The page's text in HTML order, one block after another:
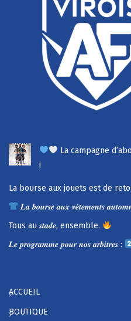
La campagne
!
La bourse aux jouets est de
𝑳𝒂 𝒃𝒐𝒖𝒓𝒔𝒆 𝒂𝒖𝒙 𝒗𝒆̂𝒕𝒆𝒎𝒆𝒏𝒕𝒔
Tous au 𝒔𝒕𝒂𝒅𝒆, ensemble.
𝑳𝒆 𝒑𝒓𝒐𝒈𝒓𝒂𝒎𝒎𝒆 𝒑𝒐𝒖𝒓 𝒏𝒐𝒔 𝒂𝒓𝒃𝒊𝒕𝒓𝒆𝒔 :
ACCUEIL
BOUTIQUE